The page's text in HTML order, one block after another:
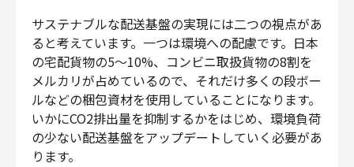
サステナブルな配送基盤の実現には二つの視点があ
ると考えています。一つは環境への配慮です。日本
の宅配貨物の5〜10%、コンビニ取扱貨物の8割を
メルカリが占めているので、それだけ多くの段ボー
ルなどの梱包資材を使用していることになります。
いかにCO2排出量を抑制するかをはじめ、環境負荷
の少ない配送基盤をアップデートしていく必要があ
ります。